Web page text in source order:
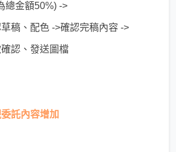
總金額50%) ->
稿、配色 ->確認完稿內容 ->
認、發送圖檔
託內容增加